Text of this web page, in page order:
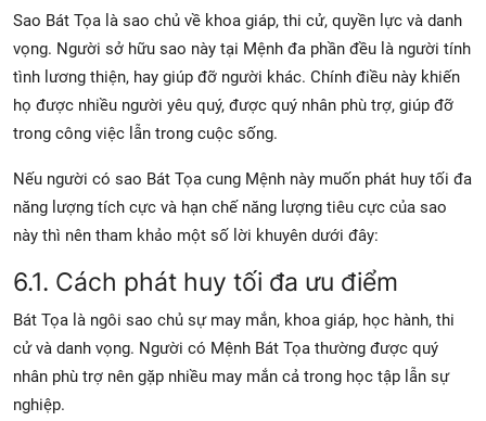
Sao Bát Tọa là sao chủ về khoa giáp, thi cử, quyền lực và danh
vọng. Người sở hữu sao này tại Mệnh đa phần đều là người tính
tình lương thiện, hay giúp đỡ người khác. Chính điều này khiến
họ được nhiều người yêu quý, được quý nhân phù trợ, giúp đỡ
trong công việc lẫn trong cuộc sống.
Nếu người có sao Bát Tọa cung Mệnh này muốn phát huy tối đa
năng lượng tích cực và hạn chế năng lượng tiêu cực của sao
này thì nên tham khảo một số lời khuyên dưới đây:
6.1. Cách phát huy tối đa ưu điểm
Bát Tọa là ngôi sao chủ sự may mắn, khoa giáp, học hành, thi
cử và danh vọng. Người có Mệnh Bát Tọa thường được quý
nhân phù trợ nên gặp nhiều may mắn cả trong học tập lẫn sự
nghiệp.